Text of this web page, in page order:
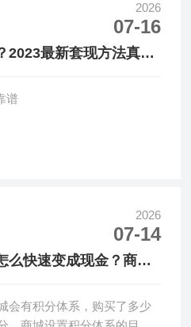
2026
07-16
2023最新套现方法真实
谱
2026
07-14
么快速变成现金？商城
会有积分体系，购买了多少